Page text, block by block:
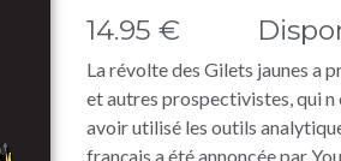
14.95 €
La révolte des Gilets jaunes a
et autres prospectivistes, qui
avoir utilisé les outils
français a été annoncée par